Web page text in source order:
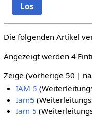
Los
Die folgenden Artikel
Angezeigt werden 4
Zeige (vorherige 50 |
IAM 5
Iam5
Iam 5